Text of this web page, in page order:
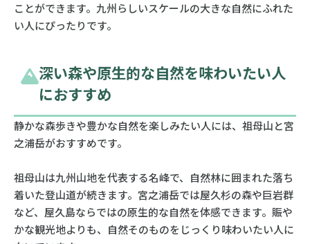
ことができます。九州らしいスケールの大きな自然にふれた
い人にぴったりです。
深い森や原生的な自然を味わいたい人
におすすめ
静かな森歩きや豊かな自然を楽しみたい人には、祖母山と宮
之浦岳がおすすめです。
祖母山は九州山地を代表する名峰で、自然林に囲まれた落ち
着いた登山道が続きます。宮之浦岳では屋久杉の森や巨岩群
など、屋久島ならではの原生的な自然を体感できます。賑や
かな観光地よりも、自然そのものをじっくり味わいたい人に